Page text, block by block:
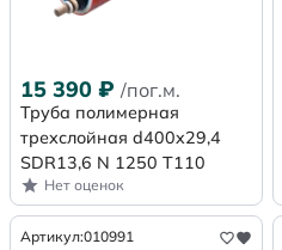
15 390 ₽ /пог.м.
Труба полимерная
трехслойная d400x29,4
SDR13,6 N 1250 Т110
Нет оценок
Артикул:010991